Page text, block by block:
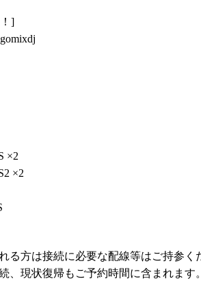
]
×2
×2
る方は接続に必要な配線等はご持参く
、現状復帰もご予約時間に含まれます。